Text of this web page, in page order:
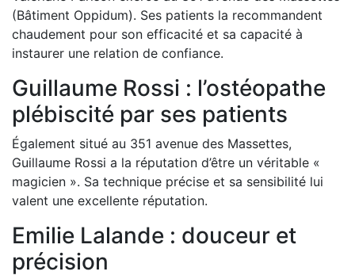
(Bâtiment Oppidum). Ses patients la recommandent
chaudement pour son efficacité et sa capacité à
instaurer une relation de confiance.
Guillaume Rossi : l’ostéopathe
plébiscité par ses patients
Également situé au 351 avenue des Massettes,
Guillaume Rossi a la réputation d’être un véritable «
magicien ». Sa technique précise et sa sensibilité lui
valent une excellente réputation.
Emilie Lalande : douceur et
précision